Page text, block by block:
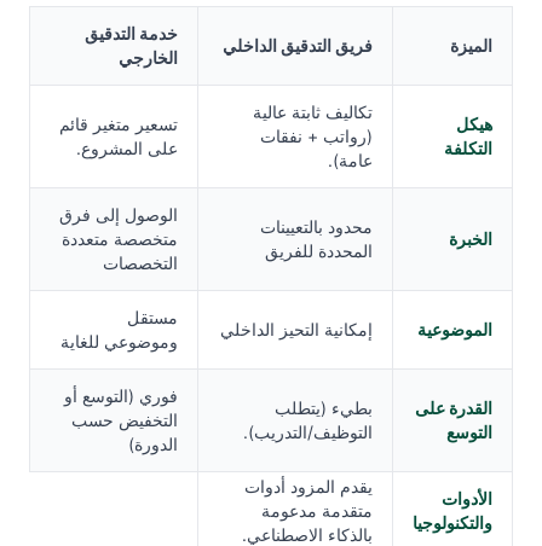
الميزة فريق التدقيق الداخلي
خدمة التدقيق
الخارجي
هيكل
التكلفة
تكاليف ثابتة عالية
(رواتب + نفقات
عامة).
تسعير متغير قائم
على المشروع.
الخبرة
محدود بالتعيينات
المحددة للفريق
الوصول إلى فرق
متخصصة متعددة
التخصصات
الموضوعية إمكانية التحيز الداخلي
مستقل
وموضوعي للغاية
القدرة على
التوسع
بطيء (يتطلب
التوظيف/التدريب).
فوري (التوسع أو
التخفيض حسب
الدورة)
الأدوات
والتكنولوجيا
يقدم المزود أدوات
متقدمة مدعومة
بالذكاء الاصطناعي.